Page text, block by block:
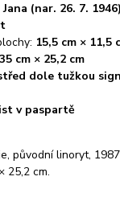
(nar. 26. 7. 1946)
15,5 cm × 11,5
35 cm × 25,2 cm
dole tužkou
v paspartě
původní linoryt,
25,2 cm.